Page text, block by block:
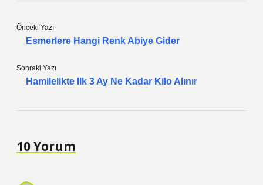
Önceki Yazı
Esmerlere Hangi Renk Abiye Gider
Sonraki Yazı
Hamilelikte Ilk 3 Ay Ne Kadar Kilo Alınır
10 Yorum